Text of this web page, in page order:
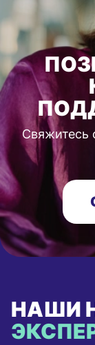
НАШИ